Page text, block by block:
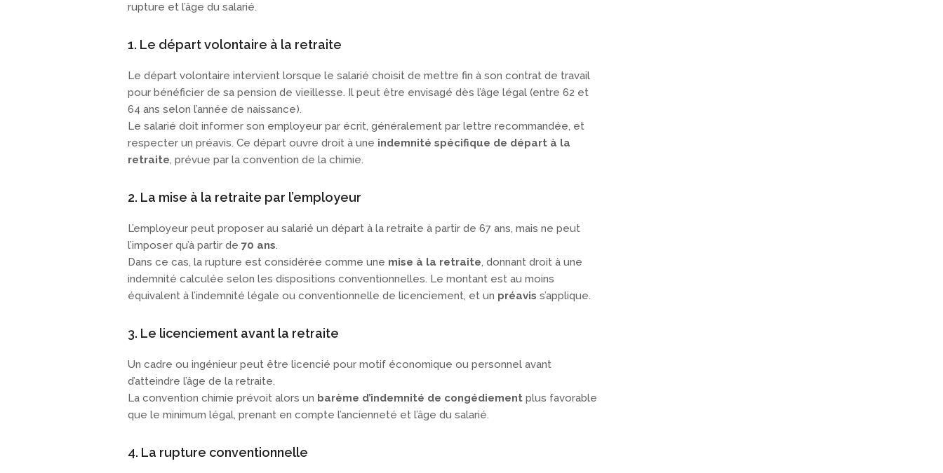
rupture et l’âge du salarié.
1. Le départ volontaire à la retraite
Le départ volontaire intervient lorsque le salarié choisit de mettre fin à son contrat de travail
pour bénéficier de sa pension de vieillesse. Il peut être envisagé dès l’âge légal (entre 62 et
64 ans selon l’année de naissance).
Le salarié doit informer son employeur par écrit, généralement par lettre recommandée, et
respecter un préavis. Ce départ ouvre droit à une indemnité spécifique de départ à la
retraite, prévue par la convention de la chimie.
2. La mise à la retraite par l’employeur
L’employeur peut proposer au salarié un départ à la retraite à partir de 67 ans, mais ne peut
l’imposer qu’à partir de 70 ans.
Dans ce cas, la rupture est considérée comme une mise à la retraite, donnant droit à une
indemnité calculée selon les dispositions conventionnelles. Le montant est au moins
équivalent à l’indemnité légale ou conventionnelle de licenciement, et un préavis s’applique.
3. Le licenciement avant la retraite
Un cadre ou ingénieur peut être licencié pour motif économique ou personnel avant
d’atteindre l’âge de la retraite.
La convention chimie prévoit alors un barème d’indemnité de congédiement plus favorable
que le minimum légal, prenant en compte l’ancienneté et l’âge du salarié.
4. La rupture conventionnelle